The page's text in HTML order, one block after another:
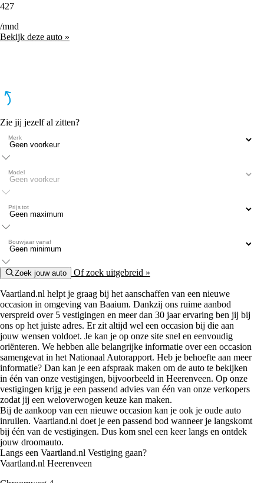
427
/mnd
Bekijk deze auto »
Zie jij jezelf al zitten?
Merk
Model
Prijs tot
Bouwjaar vanaf
Zoek jouw auto Of zoek uitgebreid »
Vaartland.nl helpt je graag bij het aanschaffen van een nieuwe
occasion in omgeving van Baaium. Dankzij ons ruime aanbod
verspreid over 5 vestigingen en meer dan 30 jaar ervaring ben jij bij
ons op het juiste adres. Er zit altijd wel een occasion bij die aan
jouw wensen voldoet. Je kan je op onze site snel en eenvoudig
oriënteren. We hebben alle belangrijke informatie over een occasion
samengevat in het Nationaal Autorapport. Heb je behoefte aan meer
informatie? Dan kan je een afspraak maken om de auto te bekijken
in één van onze vestigingen, bijvoorbeeld in Heerenveen. Op onze
vestigingen krijg je een passend advies van één van onze verkopers
zodat jij een weloverwogen keuze kan maken.
Bij de aankoop van een nieuwe occasion kan je ook je oude auto
inruilen. Vaartland.nl doet je een passend bod wanneer je langskomt
bij één van de vestigingen. Dus kom snel een keer langs en ontdek
jouw droomauto.
Langs een Vaartland.nl Vestiging gaan?
Vaartland.nl Heerenveen